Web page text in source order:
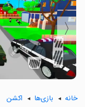
〈
خانه بازی‌ها اکشن